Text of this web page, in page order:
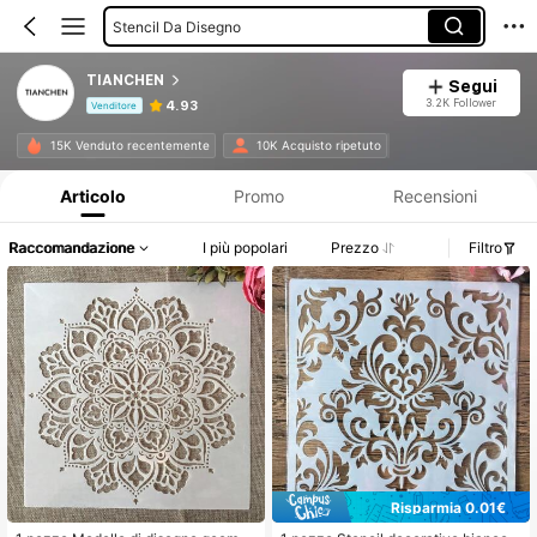
Stencil Da Disegno
TIANCHEN
Venditore 4.93
Segui
3.2K Follower
15K Venduto recentemente 10K Acquisto ripetuto
Articolo Promo Recensioni
Raccomandazione I più popolari Prezzo Filtro
Risparmia 0.01€